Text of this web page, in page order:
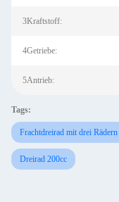
3Kraftstoff:
4Getriebe:
5Antrieb:
Tags:
Frachtdreirad mit drei Rädern
Dreirad 200cc